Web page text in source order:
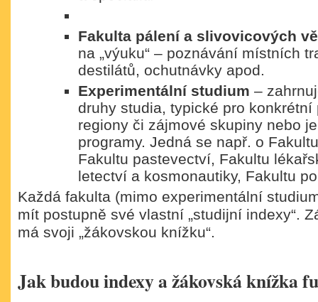
Fakulta pálení a slivovicových
na „výuku“ – poznávání místních
destilátů, ochutnávky apod.
Experimentální studium –
druhy studia, typické pro konkrétní
regiony či zájmové skupiny nebo
programy. Jedná se např. o
Fakultu pastevectví, Fakultu
letectví a kosmonautiky, Fakultu
Každá fakulta (mimo experimentální
mít postupně své vlastní „studijní indexy“.
má svoji „žákovskou knížku“.
Jak budou indexy a žákovská knížka